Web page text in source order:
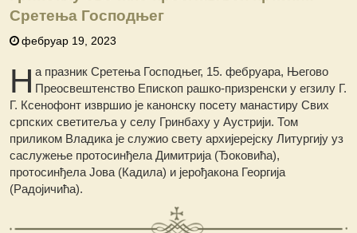
Сретења Господњег
фебруар 19, 2023
Н а празник Сретења Господњег, 15. фебруара, Његово
Преосвештенство Епископ рашко-призренски у егзилу Г.
Г. Ксенофонт извршио је канонску посету манастиру Свих
српских светитеља у селу Гринбаху у Аустрији. Том
приликом Владика је служио свету архијерејску Литургију уз
саслужење протосинђела Димитрија (Ђоковића),
протосинђела Јова (Кадила) и јерођакона Георгија
(Радојичића).